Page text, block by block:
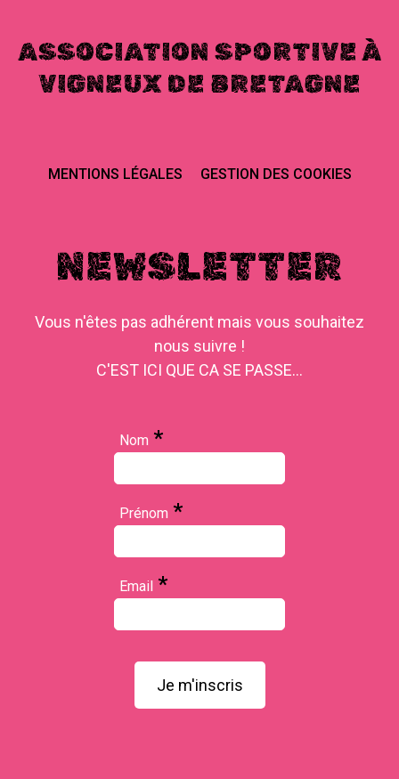
ASSOCIATION SPORTIVE À
VIGNEUX DE BRETAGNE
MENTIONS LÉGALES GESTION DES COOKIES
NEWSLETTER
Vous n'êtes pas adhérent mais vous souhaitez
nous suivre !
C'EST ICI QUE CA SE PASSE...
Nom *
Prénom *
Email *
Je m'inscris